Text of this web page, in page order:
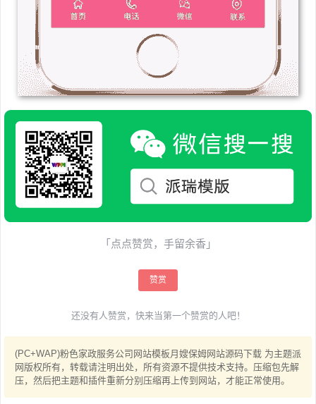
「点点赞赏，手留余香」
赞赏
还没有人赞赏，快来当第一个赞赏的人吧！
(PC+WAP)粉色家政服务公司网站模板月嫂保姆网站源码下载 为主题派
网版权所有，转载请注明出处，所有资源不提供技术支持。压缩包先解
压，然后把主题和插件重新分别压缩再上传到网站，才能正常使用。